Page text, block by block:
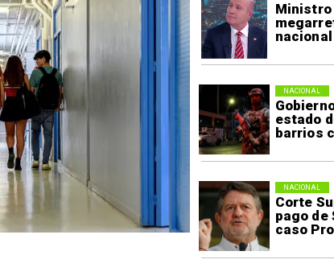
Ministro
estado
barrios
NACIONAL
Corte
pago de
caso
NACIONAL